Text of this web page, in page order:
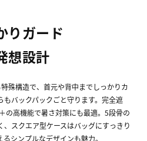
りガード
想設計
殊構造で、首元や背中までしっかりカ
バックパックごと守ります。完全遮
の高機能で暑さ対策にも最適。5段骨の
スクエア型ケースはバッグにすっきり
シンプルなデザインも魅力。